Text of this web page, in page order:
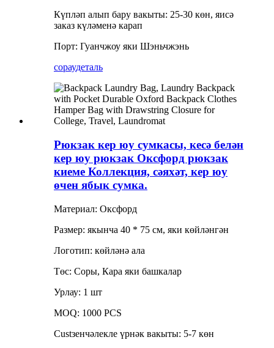
Күпләп алып бару вакыты: 25-30 көн, яисә
заказ күләменә карап
Порт: Гуанчжоу яки Шэньчжэнь
сораудеталь
Рюкзак кер юу сумкасы, кесә белән
кер юу рюкзак Оксфорд рюкзак
киеме Коллекция, сәяхәт, кер юу
өчен ябык сумка.
Материал: Оксфорд
Размер: якынча 40 * 75 см, яки көйләнгән
Логотип: көйләнә ала
Төс: Соры, Кара яки башкалар
Урлау: 1 шт
MOQ: 1000 PCS
Custзенчәлекле үрнәк вакыты: 5-7 көн